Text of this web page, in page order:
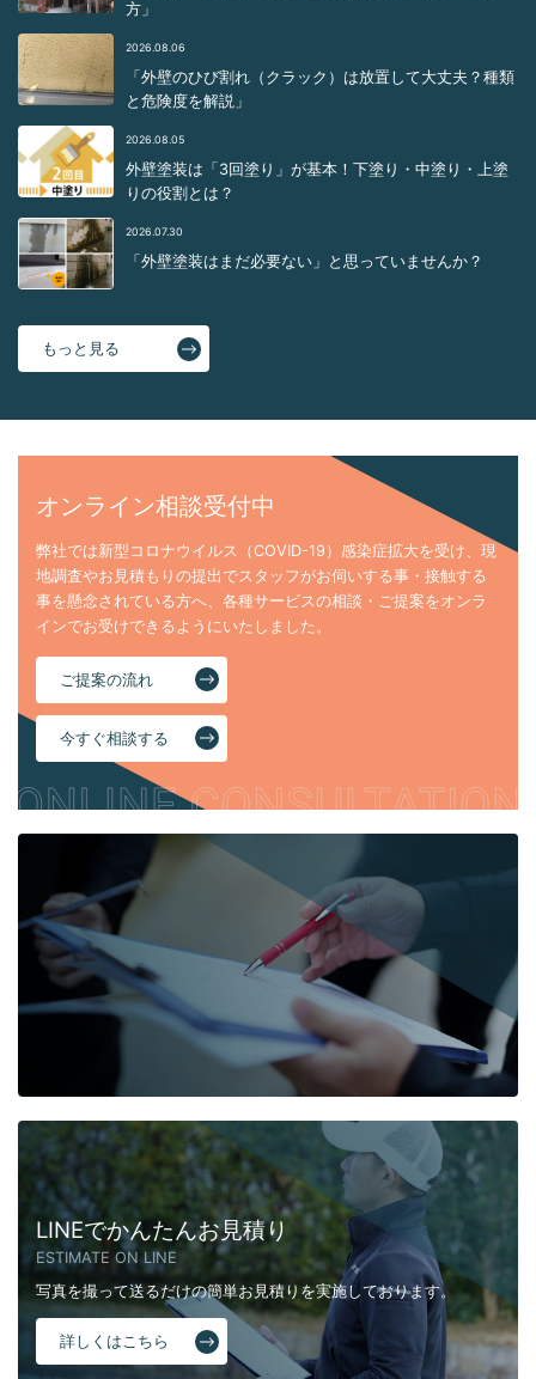
方」
2026.08.06
「外壁のひび割れ（クラック）は放置して大丈夫？種類
と危険度を解説」
2026.08.05
外壁塗装は「3回塗り」が基本！下塗り・中塗り・上塗
りの役割とは？
2026.07.30
「外壁塗装はまだ必要ない」と思っていませんか？
もっと見る
オンライン相談受付中
弊社では新型コロナウイルス（COVID-19）感染症拡大を受け、現
地調査やお見積もりの提出でスタッフがお伺いする事・接触する
事を懸念されている方へ、各種サービスの相談・ご提案をオンラ
インでお受けできるようにいたしました。
ご提案の流れ
今すぐ相談する
LINEでかんたんお見積り
ESTIMATE ON LINE
写真を撮って送るだけの簡単お見積りを実施しております。
詳しくはこちら